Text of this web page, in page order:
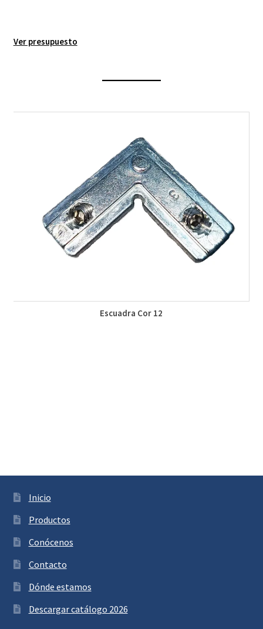
Ver presupuesto
Escuadra Cor 12
Inicio
Productos
Conócenos
Contacto
Dónde estamos
Descargar catálogo 2026